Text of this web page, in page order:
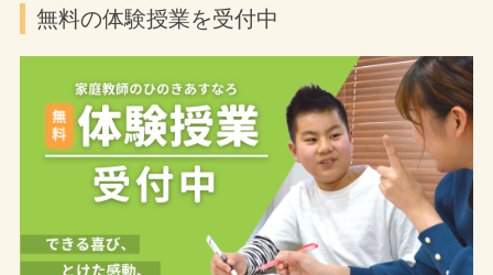
無料の体験授業を受付中